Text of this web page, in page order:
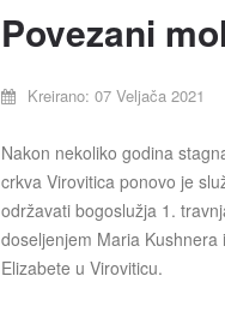
Kreirano: 07 Veljača 2021
Nakon nekoliko godina
crkva Virovitica ponovo je
održavati bogoslužja 1.
doseljenjem Maria Kushnera
Elizabete u Viroviticu.